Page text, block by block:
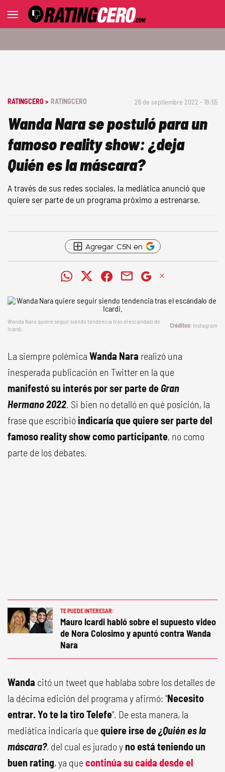
RATINGCERO > RATINGCERO 26 de septiembre 2022 - 18:55
Wanda Nara se postuló para un
famoso reality show: ¿deja
Quién es la máscara?
A través de sus redes sociales, la mediática anunció que
quiere ser parte de un programa próximo a estrenarse.
Agregar C5N en
Wanda Nara quiere seguir siendo tendencia tras el escándalo de
Icardi.
Instagram
La siempre polémica Wanda Nara realizó una
inesperada publicación en Twitter en la que
manifestó su interés por ser parte de Gran
Hermano 2022. Si bien no detalló en qué posición, la
frase que escribió indicaría que quiere ser parte del
famoso reality show como participante, no como
parte de los debates.
TE PUEDE INTERESAR:
Mauro Icardi habló sobre el supuesto video
de Nora Colosimo y apuntó contra Wanda
Nara
Wanda citó un tweet que hablaba sobre los detalles de
la décima edición del programa y afirmó: "Necesito
entrar. Yo te la tiro Telefe". De esta manera, la
mediática indicaría quequiere irse de¿Quién es la
máscara?, del cual es jurado y no está teniendo un
buen rating, ya quecontinúa su caída desde el